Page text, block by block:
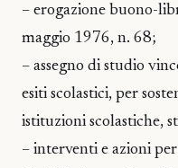
– erogazione buono-
maggio 1976, n. 68;
– assegno di studio
esiti scolastici, per
istituzioni scolastiche,
– interventi e azioni